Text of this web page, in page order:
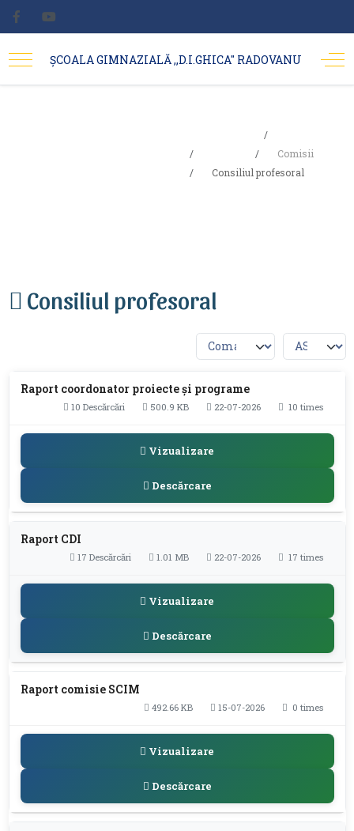
ȘCOALA GIMNAZIALĂ ,,D.I.GHICA'' RADOVANU
Comisii
Consiliul profesoral
Consiliul profesoral
Raport coordonator proiecte și programe
10 Descărcări 500.9 KB 22-07-2026 10 times
Vizualizare
Descărcare
Raport CDI
17 Descărcări 1.01 MB 22-07-2026 17 times
Vizualizare
Descărcare
Raport comisie SCIM
492.66 KB 15-07-2026 0 times
Vizualizare
Descărcare